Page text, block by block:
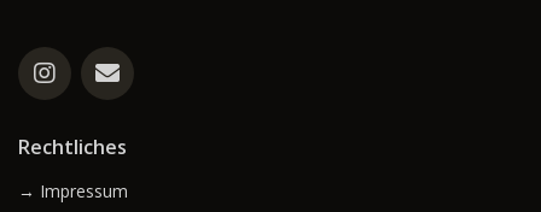
Rechtliches
→ Impressum